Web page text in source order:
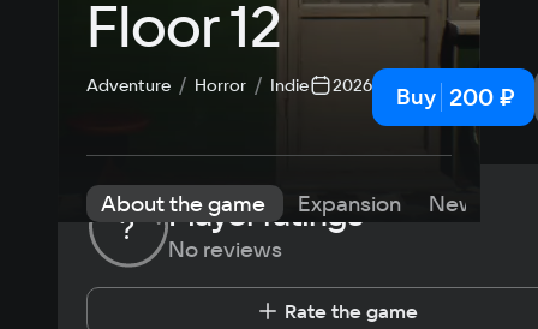
Floor 12
Adventure Horror Indie 2026 yearBuy 200 ₽
About the game Expansion News
? Player ratings
No reviews
Rate the game